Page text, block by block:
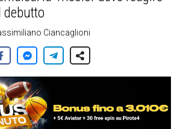
debutto
Ciancaglioni